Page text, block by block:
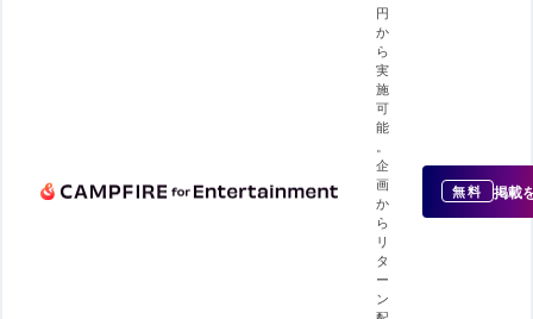
円
か
ら
実
施
可
能
企
画
か
ら
リ
タ
ー
ン
無料 掲載